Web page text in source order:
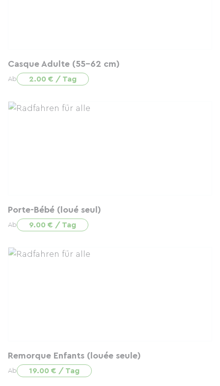
Casque Adulte (55-62 cm)
Ab 2.00 € / Tag
Porte-Bébé (loué seul)
Ab 9.00 € / Tag
Remorque Enfants (louée seule)
Ab 19.00 € / Tag